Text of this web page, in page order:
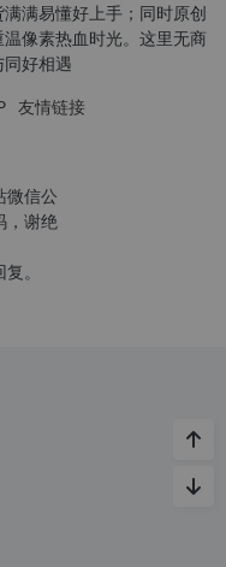
满易懂好上手；同时原创
像素热血时光。这里无商
好相遇
友情链接
微信公
，谢绝
。